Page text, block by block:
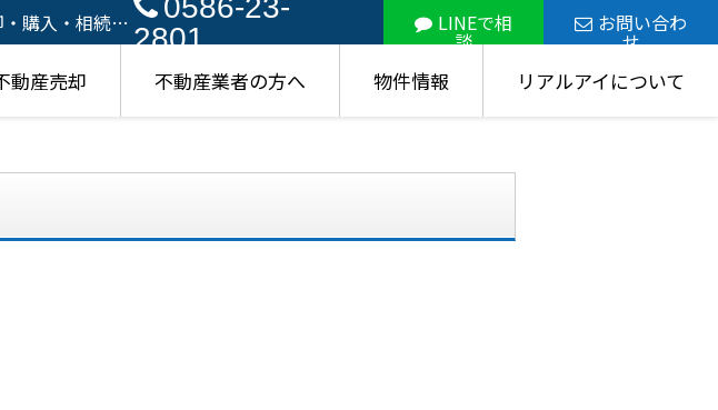
購入・相続対 2801
LINEで相
談
お問い合わ
せ
動産売却 不動産業者の方へ 物件情報 リアルアイについて